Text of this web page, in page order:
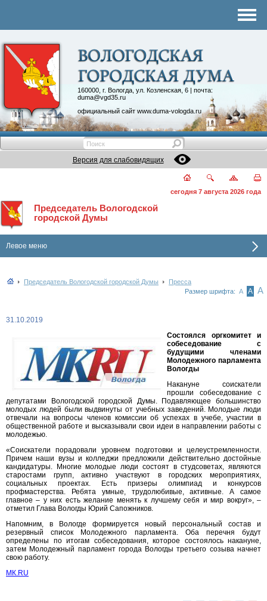
160000, г. Вологда, ул. Козленская, 6 | почта:
duma@vgd35.ru
официальный сайт www.duma-vologda.ru
Контакты
Депутатские объединения
Версия для слабовидящих
сегодня 7 августа 2026 года
Председатель Вологодской
городской Думы
Левое меню
Председатель Вологодской городской Думы
Пресса
Размер шрифта: А А А
31.10.2019
Состоялся оргкомитет и
собеседование с
будущими членами
Молодежного парламента
Вологды
Накануне соискатели
прошли собеседование с
депутатами Вологодской городской Думы. Подавляющее большинство
молодых людей были выдвинуты от учебных заведений. Молодые люди
отвечали на вопросы членов комиссии об успехах в учебе, участии в
общественной работе и высказывали свои идеи в направлении работы с
молодежью.
«Соискатели порадовали уровнем подготовки и целеустремленности.
Причем наши вузы и колледжи предложили действительно достойные
кандидатуры. Многие молодые люди состоят в студсоветах, являются
старостами групп, активно участвуют в городских мероприятиях,
социальных проектах. Есть призеры олимпиад и конкурсов
профмастерства. Ребята умные, трудолюбивые, активные. А самое
главное – у них есть желание менять к лучшему себя и мир вокруг», –
отметил Глава Вологды Юрий Сапожников.
Напомним, в Вологде формируется новый персональный состав и
резервный список Молодежного парламента. Оба перечня будут
определены по итогам собеседования, которое состоялось накануне,
затем Молодежный парламент города Вологды третьего созыва начнет
свою работу.
МК.RU